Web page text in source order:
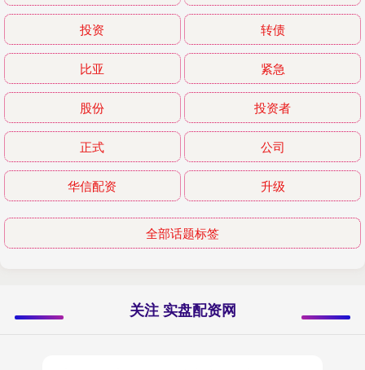
投资 转债
比亚 紧急
股份 投资者
正式 公司
华信配资 升级
全部话题标签
关注 实盘配资网